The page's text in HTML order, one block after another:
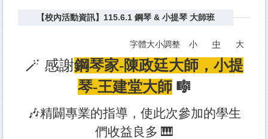
【校內活動資訊】115.6.1 鋼琴 & 小提琴 大師班
字體大小調整 小 中 大
🪄 感謝鋼琴家-陳政廷大師， 小提
琴-王建堂大師🎼
🎶精闢專業的指導，使此次參加的學生
們收益良多 🎹